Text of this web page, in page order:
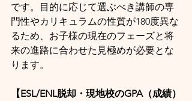
です。目的に応じて選ぶべき講師の専
門性やカリキュラムの性質が180度異な
るため、お子様の現在のフェーズと将
来の進路に合わせた見極めが必要とな
ります。
【ESL/ENL脱却・現地校のGPA（成績）